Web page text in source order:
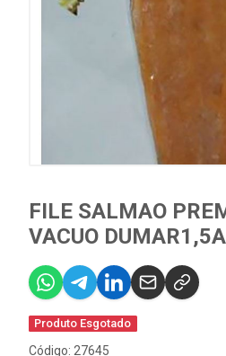
FILE SALMAO
VACUO
Produto Esgotado
Código: 27645